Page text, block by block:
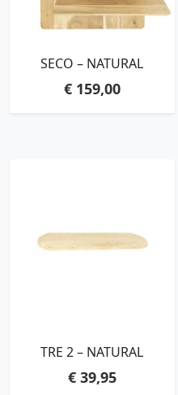
SECO – NATURAL
€159,00
TRE 2 – NATURAL
€39,95